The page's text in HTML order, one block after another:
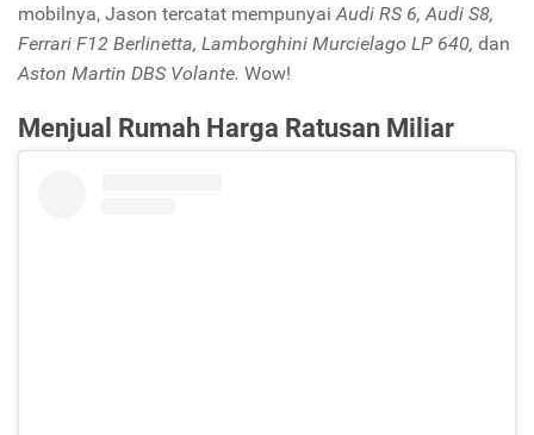
mobilnya, Jason tercatat mempunyai Audi RS 6, Audi S8,
Ferrari F12 Berlinetta, Lamborghini Murcielago LP 640, dan
Aston Martin DBS Volante. Wow!
Menjual Rumah Harga Ratusan Miliar